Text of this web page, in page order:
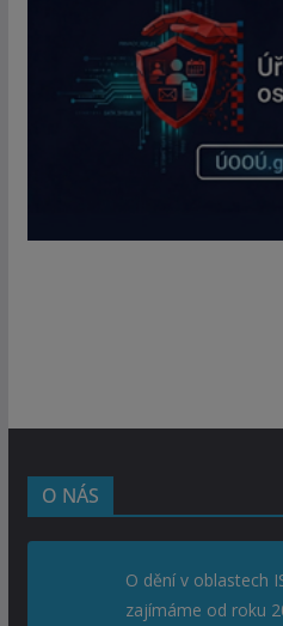
O NÁS
O dění v oblastech
zajímáme od roku